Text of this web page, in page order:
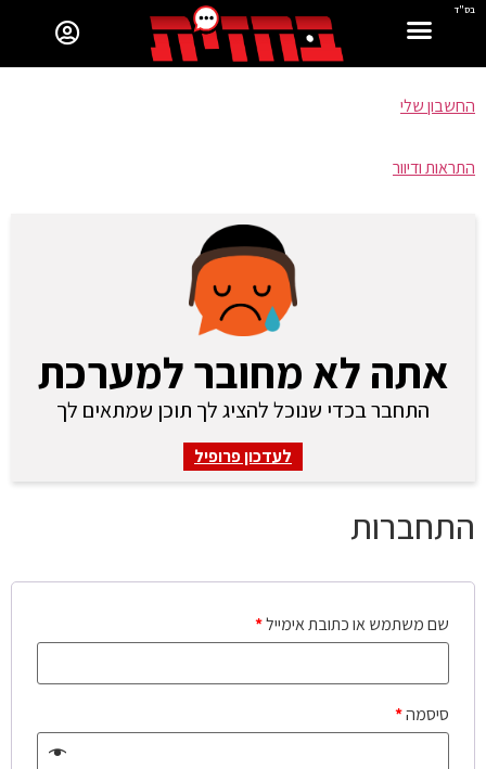
בס"ד
החשבון שלי
התראות ודיוור
אתה לא מחובר למערכת
התחבר בכדי שנוכל להציג לך תוכן שמתאים לך
לעדכון פרופיל
התחברות
שם משתמש או כתובת אימייל*
סיסמה*